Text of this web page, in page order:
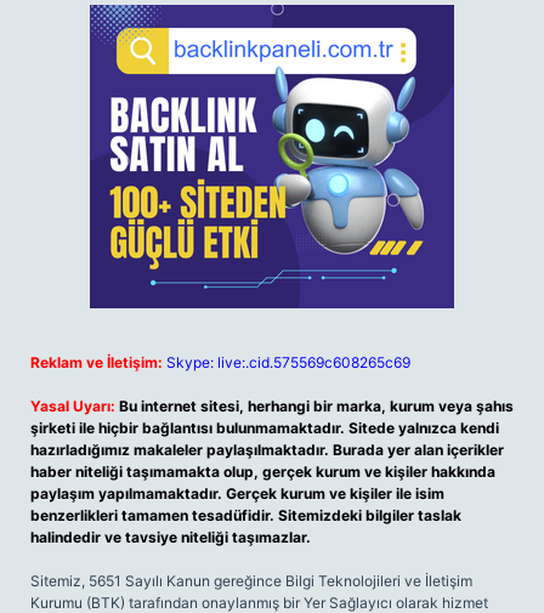
Reklam ve İletişim: Skype: live:.cid.575569c608265c69
Yasal Uyarı: Bu internet sitesi, herhangi bir marka, kurum veya şahıs
şirketi ile hiçbir bağlantısı bulunmamaktadır. Sitede yalnızca kendi
hazırladığımız makaleler paylaşılmaktadır. Burada yer alan içerikler
haber niteliği taşımamakta olup, gerçek kurum ve kişiler hakkında
paylaşım yapılmamaktadır. Gerçek kurum ve kişiler ile isim
benzerlikleri tamamen tesadüfidir. Sitemizdeki bilgiler taslak
halindedir ve tavsiye niteliği taşımazlar.
Sitemiz, 5651 Sayılı Kanun gereğince Bilgi Teknolojileri ve İletişim
Kurumu (BTK) tarafından onaylanmış bir Yer Sağlayıcı olarak hizmet